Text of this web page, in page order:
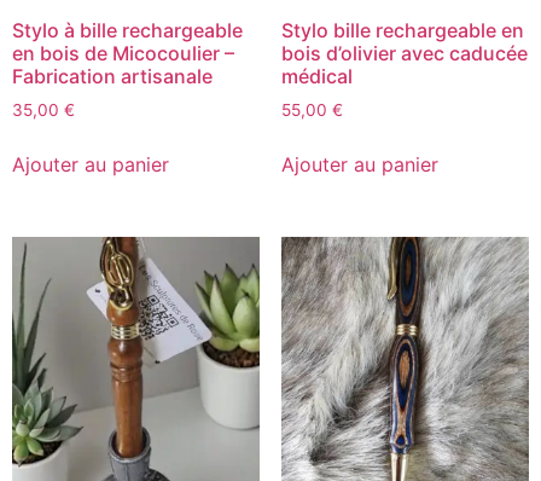
Stylo à bille rechargeable
en bois de Micocoulier –
Fabrication artisanale
35,00 €
Ajouter au panier
Stylo bille rechargeable en
bois d’olivier avec caducée
médical
55,00 €
Ajouter au panier